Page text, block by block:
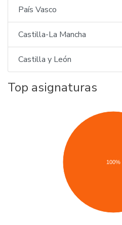
País Vasco
Castilla-La Mancha
Castilla y León
Top asignaturas
100%